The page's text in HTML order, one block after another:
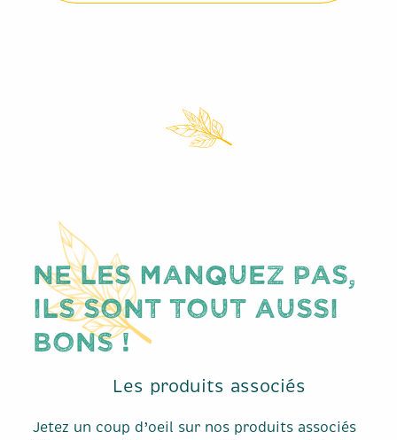
Ne les manquez pas,
ils sont tout aussi
bons !
Les produits associés
Jetez un coup d’oeil sur nos produits associés